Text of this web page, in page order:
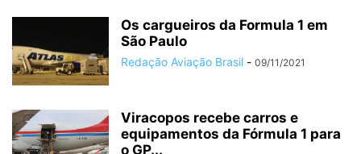
Os cargueiros da Formula 1 em
São Paulo
Redação Aviação Brasil - 09/11/2021
Viracopos recebe carros e
equipamentos da Fórmula 1 para
o GP...